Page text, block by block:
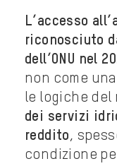
L’accesso
riconosciuto
dell’ONU nel
non come
le logiche del
dei servizi
reddito,
condizione